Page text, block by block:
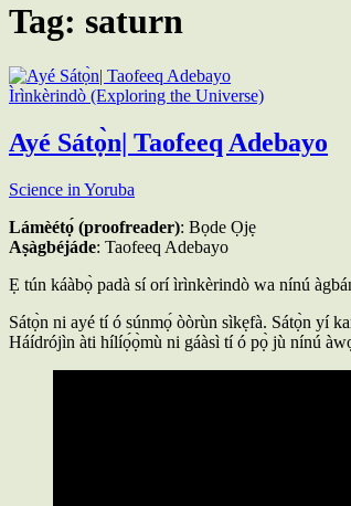
Tag: saturn
Ìrìnkèrindò (Exploring the Universe)
Ayé Sátọ̀n| Taofeeq Adebayo
Science in Yoruba
Lámèétọ́ (proofreader): Bọde Ọjẹ
Aṣàgbéjáde: Taofeeq Adebayo
Ẹ tún káàbọ̀ padà sí orí ìrìnkèrindò wa nínú
Sátọ̀n ni ayé tí ó súnmọ́ òòrùn sìkẹfà. Sátọ̀n yí
Háídrójìn àti hílíọ́ọ̀mù ni gáàsì tí ó pọ̀ jù nínú